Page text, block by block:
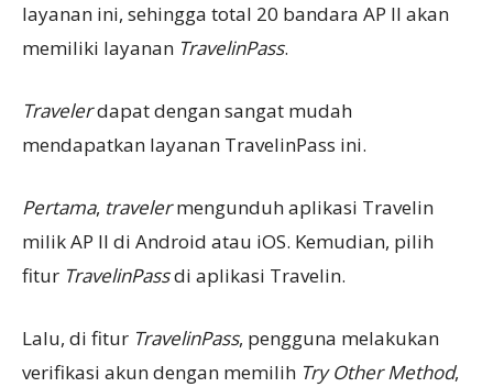
layanan ini, sehingga total 20 bandara AP II akan
memiliki layanan TravelinPass.
Travelerdapat dengan sangat mudah
mendapatkan layanan TravelinPass ini.
Pertama, travelermengunduh aplikasi Travelin
milik AP II di Android atau iOS. Kemudian, pilih
fitur TravelinPassdi aplikasi Travelin.
Lalu, di fitur TravelinPass, pengguna melakukan
verifikasi akun dengan memilih Try Other Method,